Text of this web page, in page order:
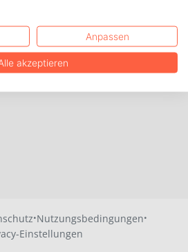
·Nutzungsbedingungen·
Einstellungen
Anpassen
akzeptieren